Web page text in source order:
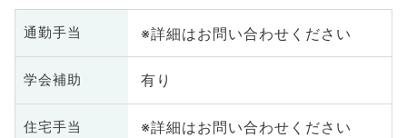
通勤手当 ※詳細はお問い合わせください
学会補助 有り
住宅手当 ※詳細はお問い合わせください